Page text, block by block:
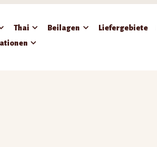
Thai Beilagen Liefergebiete